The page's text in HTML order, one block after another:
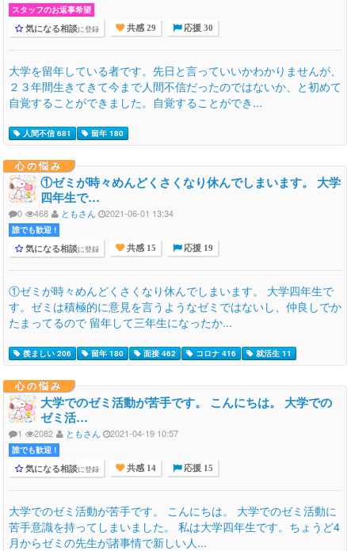
スタッフのお返事希望
気になる相談に登録 共感 29 応援 30
大学を留年している者です。先日と言っていいかわかりませんが、
２３年間生きてきて今まで人間不信だったのではないか、と初めて
自覚することができました。自覚することができ...
人間不信 681 留年 180
心の悩み
①ゼミが時々めんどくさくなり休んでしまいます。 大学
四年生で…
0 468 ともさん 2021-06-01 13:34
誰でも歓迎 !
気になる相談に登録 共感 15 応援 19
①ゼミが時々めんどくさくなり休んでしまいます。 大学四年生で
す。ゼミは積極的に意見を言うようなゼミではないし、仲良しでか
たまってるので 留年して三年生になったか...
羨ましい 206 留年 180 面接 462 コロナ 416 就活生 11
心の悩み
大学でのゼミ活動が苦手です。 こんにちは。 大学での
ゼミ活…
1 2082 ともさん 2021-04-19 10:57
誰でも歓迎 !
気になる相談に登録 共感 14 応援 15
大学でのゼミ活動が苦手です。 こんにちは。 大学でのゼミ活動に
苦手意識を持ってしまいました。 私は大学四年生です。ちょうど4
月からゼミの先生が諸事情で新しい人...